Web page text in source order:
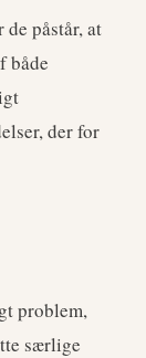
påstår, at
både
der for
problem,
særlige